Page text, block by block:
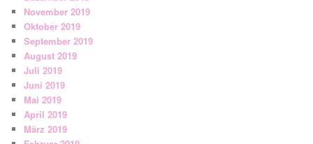
November 2019
Oktober 2019
September 2019
August 2019
Juli 2019
Juni 2019
Mai 2019
April 2019
März 2019